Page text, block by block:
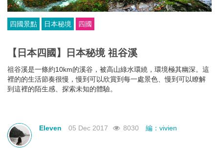
四國景點 日本秘境 四國
【日本四國】日本秘境 祖谷溪
祖谷溪是一條約10km的溪谷，被高山綠水環繞，環境極其幽深。這
裡的的生活節奏很慢，慢到可以欣賞到每一處景色、慢到可以瞭解
到這裡的陌生感、探索未知的體驗。
Eleven 05 Dec 2017 8030 編：vivien